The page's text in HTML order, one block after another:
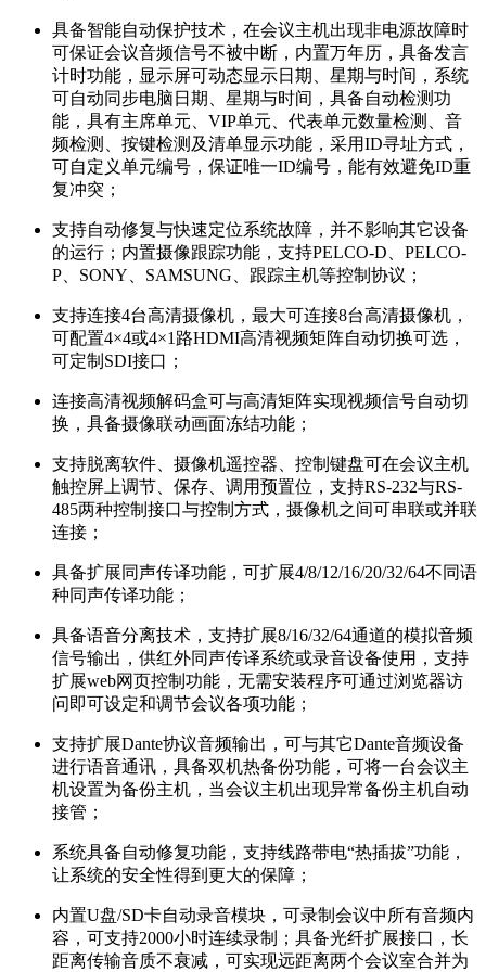
具备智能自动保护技术，在会议主机出现非电源故障时
可保证会议音频信号不被中断，内置万年历，具备发言
计时功能，显示屏可动态显示日期、星期与时间，系统
可自动同步电脑日期、星期与时间，具备自动检测功
能，具有主席单元、VIP单元、代表单元数量检测、音
频检测、按键检测及清单显示功能，采用ID寻址方式，
可自定义单元编号，保证唯一ID编号，能有效避免ID重
复冲突；
支持自动修复与快速定位系统故障，并不影响其它设备
的运行；内置摄像跟踪功能，支持PELCO-D、PELCO-
P、SONY、SAMSUNG、跟踪主机等控制协议；
支持连接4台高清摄像机，最大可连接8台高清摄像机，
可配置4×4或4×1路HDMI高清视频矩阵自动切换可选，
可定制SDI接口；
连接高清视频解码盒可与高清矩阵实现视频信号自动切
换，具备摄像联动画面冻结功能；
支持脱离软件、摄像机遥控器、控制键盘可在会议主机
触控屏上调节、保存、调用预置位，支持RS-232与RS-
485两种控制接口与控制方式，摄像机之间可串联或并联
连接；
具备扩展同声传译功能，可扩展4/8/12/16/20/32/64不同语
种同声传译功能；
具备语音分离技术，支持扩展8/16/32/64通道的模拟音频
信号输出，供红外同声传译系统或录音设备使用，支持
扩展web网页控制功能，无需安装程序可通过浏览器访
问即可设定和调节会议各项功能；
支持扩展Dante协议音频输出，可与其它Dante音频设备
进行语音通讯，具备双机热备份功能，可将一台会议主
机设置为备份主机，当会议主机出现异常备份主机自动
接管；
系统具备自动修复功能，支持线路带电“热插拔”功能，
让系统的安全性得到更大的保障；
内置U盘/SD卡自动录音模块，可录制会议中所有音频内
容，可支持2000小时连续录制；具备光纤扩展接口，长
距离传输音质不衰减，可实现远距离两个会议室合并为